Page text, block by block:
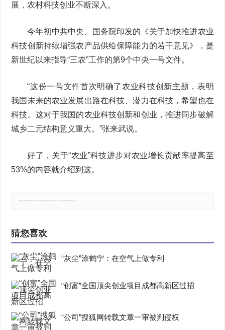
展，农村科技创业不断深入。
今年初中共中央、国务院印发的《关于加快推进农业
科技创新持续增强农产品供给保障能力的若干意见》，是
新世纪以来指导“三农”工作的第9个中央一号文件。
“这份一号文件首次明确了农业科技创新主题，表明
我国未来的农业发展出路在科技、潜力在科技，希望也在
科技。这对于我国的农业科技创新和创业，推进同步破解
城乡二元结构意义重大。”张来武说。
好了，关于“农业”科技进步对农业增长贡献率提高至
53%的内容就介绍到这。
猜您喜欢
“灰尘”涂鹤宁：在空气上做专利
“创富”全国顶尖创业项目成都高新区过招
“公司”搜狐网转载文章一审被判侵权